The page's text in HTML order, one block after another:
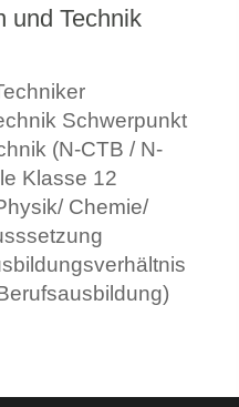
und Technik
Schwerpunkt
(N-CTB / N-
Klasse 12
Chemie/